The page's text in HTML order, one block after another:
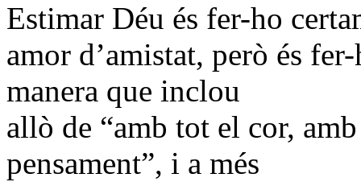
Estimar Déu és fer-ho
amor d’amistat, però és
manera que inclou
allò de “amb tot el cor,
pensament”, i a més